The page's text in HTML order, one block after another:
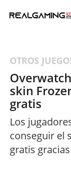
OTROS
skin
gratis
Los
conseguir el
gratis